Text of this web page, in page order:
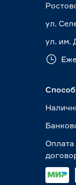
ул.
ул. им.
Оплата